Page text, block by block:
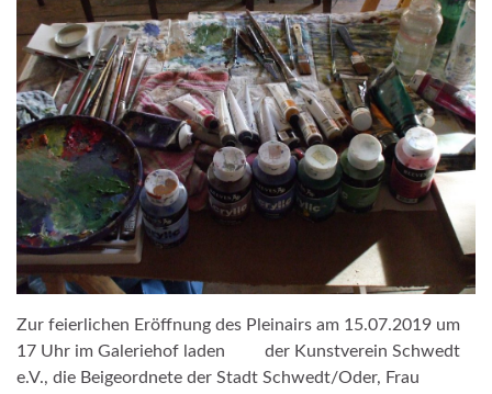
Zur feierlichen Eröffnung des Pleinairs am 15.07.2019 um
17 Uhr im Galeriehof laden der Kunstverein Schwedt
e.V., die Beigeordnete der Stadt Schwedt/Oder, Frau